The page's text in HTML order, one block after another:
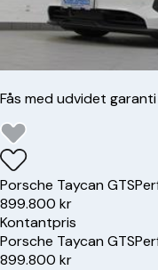
Fås med udvidet garanti
Porsche Taycan GTS
899.800 kr
Kontantpris
Porsche Taycan GTS
899.800 kr